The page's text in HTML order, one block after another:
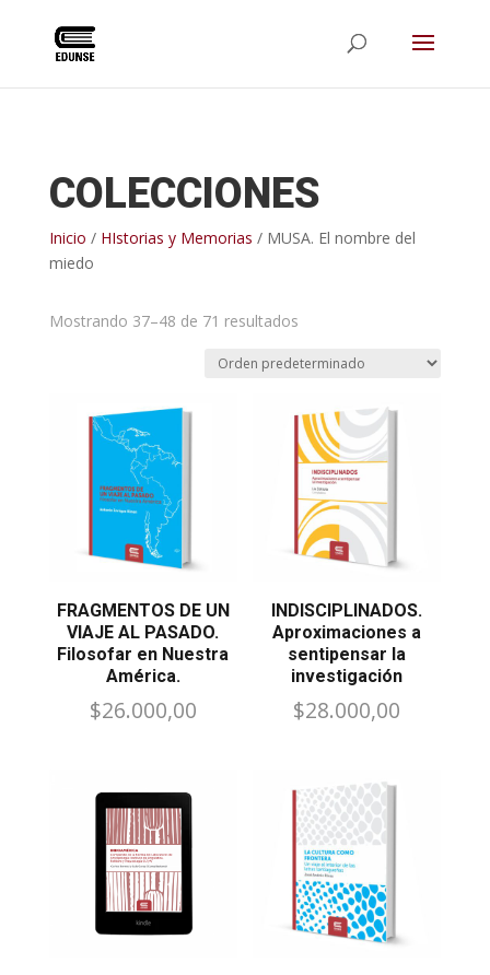
COLECCIONES
Inicio / HIstorias y Memorias / MUSA. El nombre del
miedo
Mostrando 37–48 de 71 resultados
FRAGMENTOS DE UN
VIAJE AL PASADO.
Filosofar en Nuestra
América.
$26.000,00
INDISCIPLINADOS.
Aproximaciones a
sentipensar la
investigación
$28.000,00